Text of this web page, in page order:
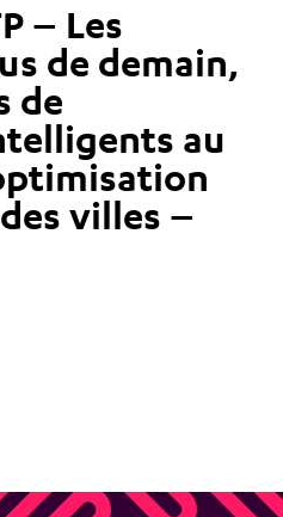
– Les
de demain,
de
au
villes –